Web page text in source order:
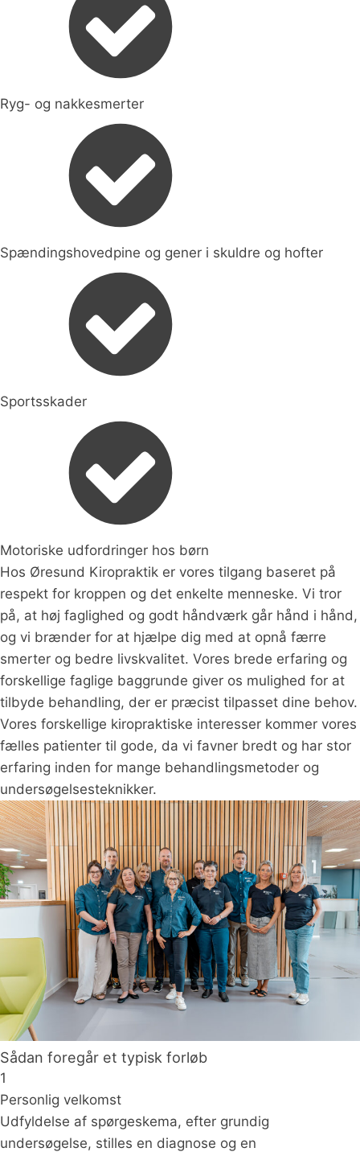
Ryg- og nakkesmerter
Spændingshovedpine og gener i skuldre og hofter
Sportsskader
Motoriske udfordringer hos børn
Hos Øresund Kiropraktik er vores tilgang baseret på
respekt for kroppen og det enkelte menneske. Vi tror
på, at høj faglighed og godt håndværk går hånd i hånd,
og vi brænder for at hjælpe dig med at opnå færre
smerter og bedre livskvalitet. Vores brede erfaring og
forskellige faglige baggrunde giver os mulighed for at
tilbyde behandling, der er præcist tilpasset dine behov.
Vores forskellige kiropraktiske interesser kommer vores
fælles patienter til gode, da vi favner bredt og har stor
erfaring inden for mange behandlingsmetoder og
undersøgelsesteknikker.
Sådan foregår et typisk forløb
1
Personlig velkomst
Udfyldelse af spørgeskema, efter grundig
undersøgelse, stilles en diagnose og en